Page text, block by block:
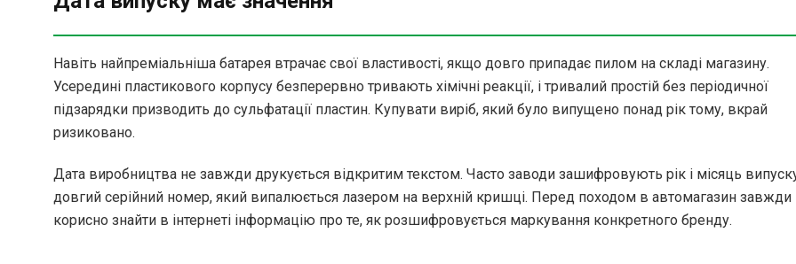
Навіть найпреміальніша батарея втрачає свої властивості, якщо довго припадає пилом на складі магазину.
Усередині пластикового корпусу безперервно тривають хімічні реакції, і тривалий простій без періодичної
підзарядки призводить до сульфатації пластин. Купувати виріб, який було випущено понад рік тому, вкрай
ризиковано.
Дата виробництва не завжди друкується відкритим текстом. Часто заводи зашифровують рік і місяць
довгий серійний номер, який випалюється лазером на верхній кришці. Перед походом в автомагазин завжди
корисно знайти в інтернеті інформацію про те, як розшифровується маркування конкретного бренду.